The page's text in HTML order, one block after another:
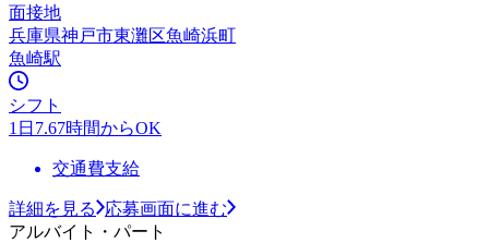
面接地
兵庫県神戸市東灘区魚崎浜町
魚崎駅
シフト
1日7.67時間からOK
交通費支給
詳細を見る
応募画面に進む
アルバイト・パート